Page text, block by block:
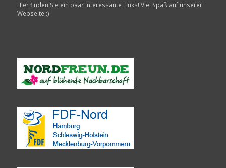
Hier finden Sie ein paar interessante Links! Viel Spaß auf unserer
Webseite :)